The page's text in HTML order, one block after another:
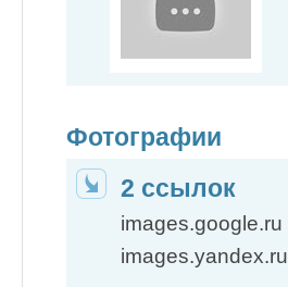
Фотографии
2 ссылок
images.google.ru
images.yandex.ru